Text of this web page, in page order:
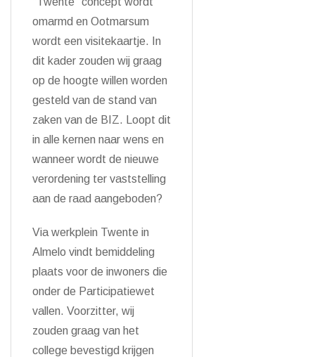
omarmd en Ootmarsum
wordt een visitekaartje. In
dit kader zouden wij graag
op de hoogte willen worden
gesteld van de stand van
zaken van de BIZ. Loopt dit
in alle kernen naar wens en
wanneer wordt de nieuwe
verordening ter vaststelling
aan de raad aangeboden?
Via werkplein Twente in
Almelo vindt bemiddeling
plaats voor de inwoners die
onder de Participatiewet
vallen. Voorzitter, wij
zouden graag van het
college bevestigd krijgen